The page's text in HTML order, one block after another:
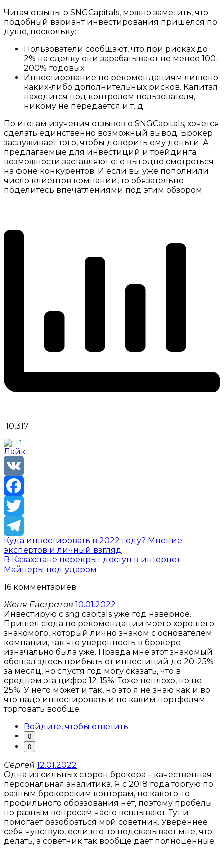
Читая отзывы о SNGCapitals, можно заметить, что
подобный вариант инвестирования пришелся по
душе, поскольку:
Пользователи сообщают, что при рисках до
2% на сделку они зарабатывают не менее 100-
200% годовых.
Инвестирование по рекомендациям лишено
каких-либо дополнительных рисков. Капитал
находится под контролем пользователя,
никому не передается и т. д.
По итогам изучения отзывов о SNGCapitals, хочется
сделать единственно возможный вывод. Брокер
заслуживает того, чтобы доверить ему деньги. А
предлагаемые для инвестиций и трейдинга
возможности заставляют его выгодно смотреться
на фоне конкурентов. И если вы уже пополнили
число клиентов компании, то обязательно
поделитесь впечатлениями под этим обзором
10,317
+1
VK
Facebook
Twitter
Telegram
Куда инвестировать в 2022 году? Мнение
экспертов и личный взгляд
В Казахстане перекрыт доступ в интернет.
Майнеры под ударом
16 комментариев
Женя Евстратов 10.01.2022
Инвестирую с sng capitals уже год наверное.
Пришел сюда по рекомендации моего хорошего
знакомого, который лично знаком с основателем
компании, так что уверенность в брокере
изначально была уже. Правда мне этот знакомый
обещал здесь прибыль от инвестиций до 20-25%
за месяц, но спустя год могу сказать, что в
среднем эта цифра 12-15%. Тоже неплохо, но не
25%. У него может и так, но это я не знаю как и во
что надо инвестировать и по каким портфелям
торговать вообще.
Войдите, чтобы ответить
0
0
Сергей 12.01.2022
Одна из сильных сторон брокера – качественная
персональная аналитика. Я с 2018 года торгую по
разным брокерским конторам, но какого-то
профильного образования нет, поэтому пробелы
по разным вопросам часто всплывают. Тут и
помогает разобраться мой советник. Увереннее
себя чувствую, если кто-то подсказывает мне, что
делать, а советник так вообще дает полноценные